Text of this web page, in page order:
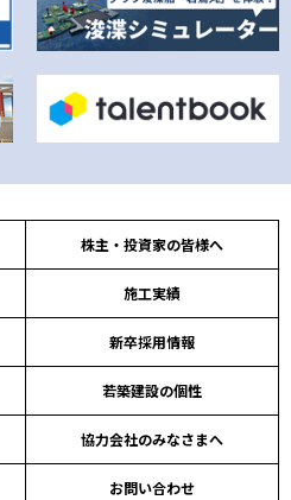
株主・投資家の皆様へ
施工実績
新卒採用情報
若築建設の個性
協力会社のみなさまへ
お問い合わせ